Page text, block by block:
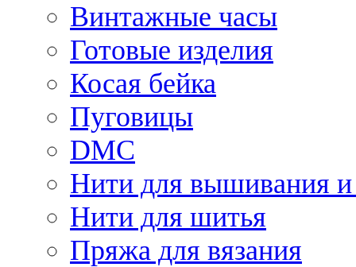
Винтажные часы
Готовые изделия
Косая бейка
Пуговицы
DMC
Нити для вышивания и
Нити для шитья
Пряжа для вязания